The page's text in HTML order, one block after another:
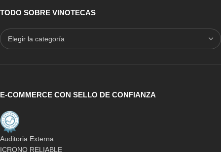
TODO SOBRE VINOTECAS
E-COMMERCE CON SELLO DE CONFIANZA
Auditoria Externa
ICRONO RELIABLE